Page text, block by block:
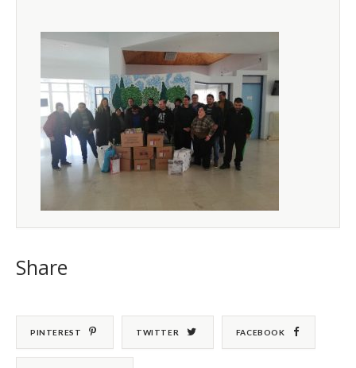
Share
PINTEREST TWITTER FACEBOOK